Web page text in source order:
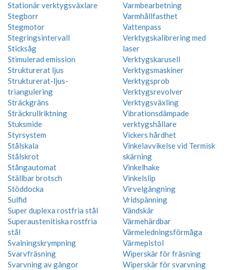
Stationär verktygsväxlare
Stegborr
Stegmotor
Stegringsintervall
Sticksåg
Stimulerad emission
Strukturerat ljus
Strukturerat-ljus-
triangulering
Sträckgräns
Sträckrullriktning
Stuksmide
Styrsystem
Stålskala
Stålskrot
Stångautomat
Ställbar brotsch
Stöddocka
Sulfid
Super duplexa rostfria stål
Superaustenitiska rostfria
stål
Svalningskrympning
Svarvfräsning
Svarvning av gängor
Varmbearbetning
Varmhållfasthet
Vattenpass
Verktygskalibrering med
laser
Verktygskarusell
Verktygsmaskiner
Verktygsprob
Verktygsrevolver
Verktygsväxling
Vibrationsdämpade
verktygshållare
Vickers hårdhet
Vinkelavvikelse vid Termisk
skärning
Vinkelhake
Vinkelslip
Virvelgängning
Vridspänning
Vändskär
Värmehärdbar
Värmeledningsförmåga
Värmepistol
Wiperskär för fräsning
Wiperskär för svarvning